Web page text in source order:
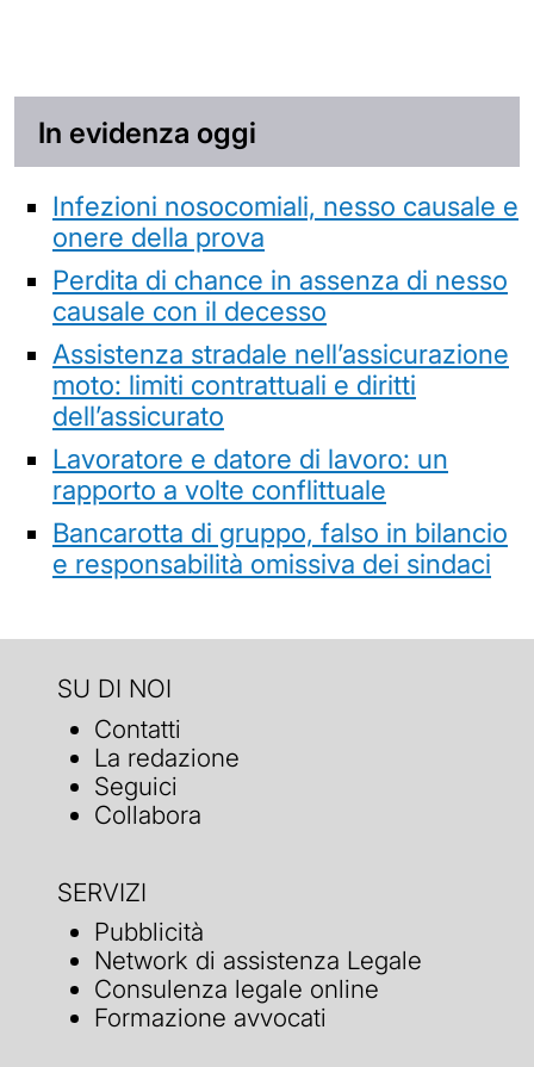
In evidenza oggi
Infezioni nosocomiali, nesso causale e
onere della prova
Perdita di chance in assenza di nesso
causale con il decesso
Assistenza stradale nell’assicurazione
moto: limiti contrattuali e diritti
dell’assicurato
Lavoratore e datore di lavoro: un
rapporto a volte conflittuale
Bancarotta di gruppo, falso in bilancio
e responsabilità omissiva dei sindaci
SU DI NOI
Contatti
La redazione
Seguici
Collabora
SERVIZI
Pubblicità
Network di assistenza Legale
Consulenza legale online
Formazione avvocati